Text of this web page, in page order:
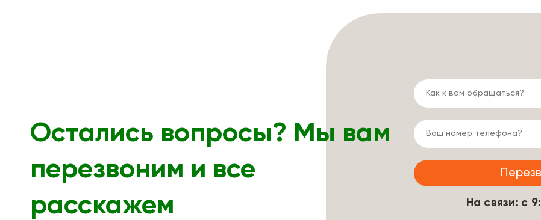
Остались вопросы? Мы вам
перезвоним и все
расскажем
На связи: с